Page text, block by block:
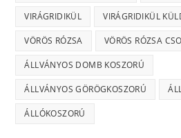
VIRÁGRIDIKÜL VIRÁGRIDIKÜL
VÖRÖS RÓZSA VÖRÖS RÓZSA
ÁLLVÁNYOS DOMB KOSZORÚ
ÁLLVÁNYOS GÖRÖGKOSZORÚ
ÁLLÓKOSZORÚ